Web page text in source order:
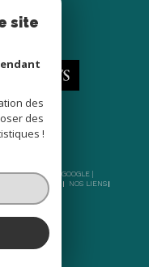
POWERED BY GOOGLE |
ADMIN
NOS LIENS
site
des
des
!